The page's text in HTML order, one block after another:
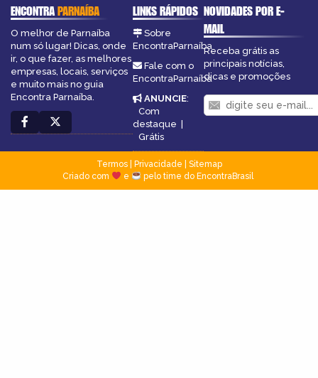
ENCONTRAPARNAÍBA
O melhor de Parnaíba
num só lugar! Dicas, onde
ir, o que fazer, as melhores
empresas, locais, serviços
e muito mais no guia
Encontra Parnaíba.
LINKS RÁPIDOS
Sobre
EncontraParnaíba
Fale com o
EncontraParnaíba
ANUNCIE:
Com
destaque |
Grátis
NOVIDADES POR E-
MAIL
Receba grátis as
principais notícias,
dicas e promoções
Termos| Privacidade
Sitemap
Criado com
e pelo time do EncontraBrasil